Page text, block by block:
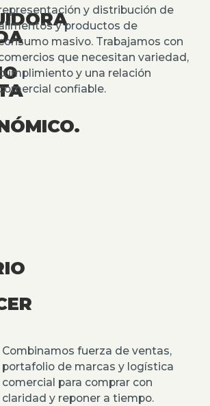
y distribución de
y productos de
masivo. Trabajamos con
que necesitan variedad,
y una relación
confiable.
Combinamos fuerza de ventas,
portafolio de marcas y logística
comercial para comprar con
claridad y reponer a tiempo.